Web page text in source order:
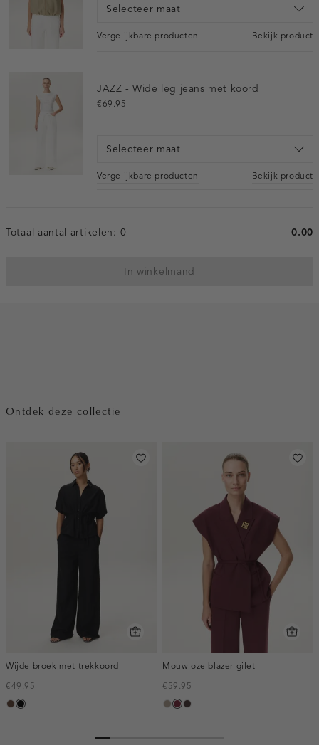
Selecteer maat
Vergelijkbare producten Bekijk product
JAZZ - Wide leg jeans met koord
€69.95
Selecteer maat
Vergelijkbare producten Bekijk product
Totaal aantal artikelen: 0 0.00
In winkelmand
Ontdek deze collectie
Wijde broek met trekkoord
€49.95
donkerbruin
zwart
Mouwloze blazer gilet
€59.95
taupe,
bordeaux,
choco,